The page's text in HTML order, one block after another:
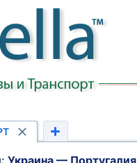
Украина — Португалия